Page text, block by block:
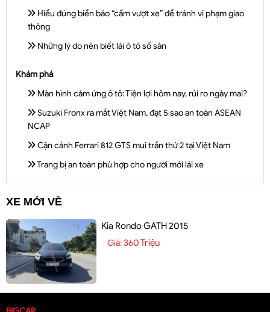
Hiểu đúng biển báo “cấm vượt xe” để tránh vi phạm giao
thông
Những lý do nên biết lái ô tô số sàn
Khám phá
Màn hình cảm ứng ô tô: Tiện lợi hôm nay, rủi ro ngày mai?
Suzuki Fronx ra mắt Việt Nam, đạt 5 sao an toàn ASEAN
NCAP
Cận cảnh Ferrari 812 GTS mui trần thứ 2 tại Việt Nam
Trang bị an toàn phù hợp cho người mới lái xe
XE MỚI VỀ
Kia Rondo GATH 2015
Giá:360 Triệu